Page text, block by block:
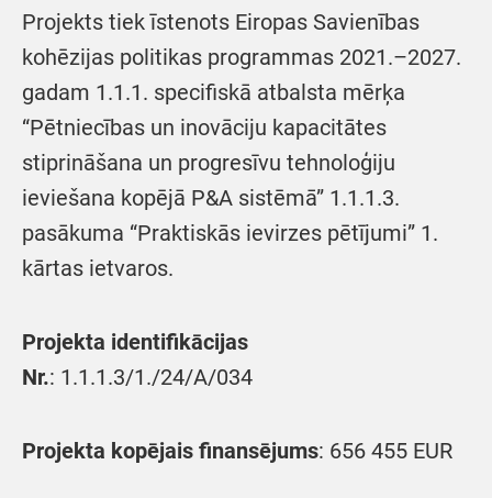
Projekts tiek īstenots Eiropas Savienības
kohēzijas politikas programmas 2021.–2027.
gadam 1.1.1. specifiskā atbalsta mērķa
“Pētniecības un inovāciju kapacitātes
stiprināšana un progresīvu tehnoloģiju
ieviešana kopējā P&A sistēmā” 1.1.1.3.
pasākuma “Praktiskās ievirzes pētījumi” 1.
kārtas ietvaros.
Projekta identifikācijas
Nr.: 1.1.1.3/1./24/A/034
Projekta kopējais finansējums: 656 455 EUR